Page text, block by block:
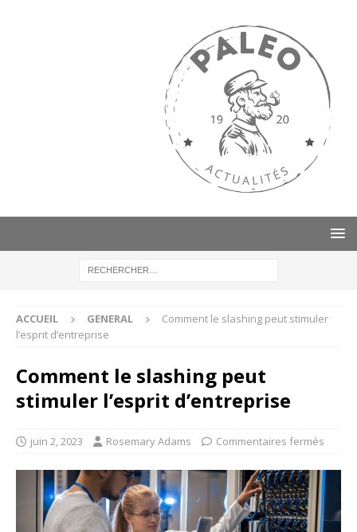
ACCUEIL GENERAL
Comment le slashing peut stimuler
l’esprit d’entreprise
Comment le slashing peut
stimuler l’esprit d’entreprise
juin 2, 2023 Rosemary Adams Commentaires fermés